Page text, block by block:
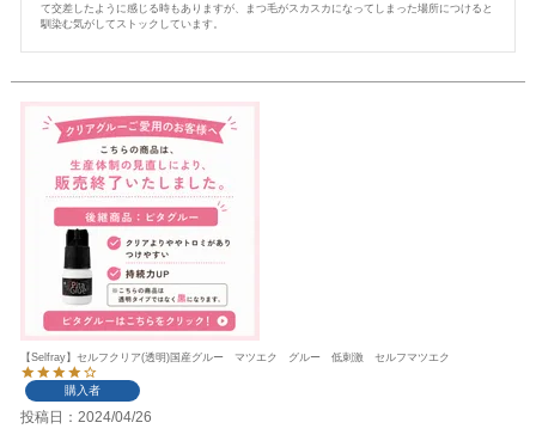
て交差したように感じる時もありますが、まつ毛がスカスカになってしまった場所につけると
馴染む気がしてストックしています。
【Selfray】セルフクリア(透明)国産グルー マツエク グルー 低刺激 セルフマツエク
購入者
投稿日 2024/04/26